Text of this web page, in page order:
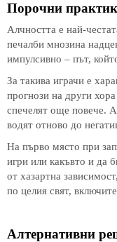
Порочни
Алчността е най-
печалби мнозина
импулсивно – път,
За такива играчи е
прогнози на други
спечелят още повече. А
водят отново до
На първо място при
игри или какъвто и да
от хазартна
по целия свят,
Алтернативни